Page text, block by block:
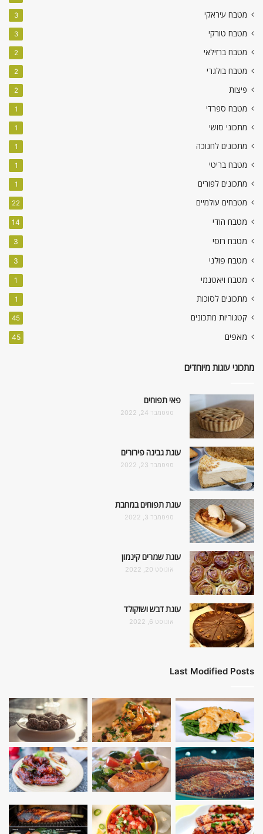
מטבח עיראקי 3
מטבח טורקי 3
מטבח ברזילאי 2
מטבח בולגרי 2
פיצות 2
מטבח ספרדי 1
מתכוני סושי 1
מתכונים לחנוכה 1
מטבח בריטי 1
מתכונים לפורים 1
מטבחים עולמיים 22
מטבח הודי 14
מטבח רוסי 3
מטבח פולני 3
מטבח ויאטנמי 1
מתכונים לסוכות 1
קטגוריות מתכונים 45
מאפים 45
מתכוני עוגות מיוחדים
פאי תפוחים
ספטמבר 24, 2022
עוגת גבינה פירורים
ספטמבר 23, 2022
עוגת תפוחים במחבת
ספטמבר 3, 2022
עוגת שמרים קינמון
אוגוסט 20, 2022
עוגת דבש ושוקולד
אוגוסט 6, 2022
Last Modified Posts